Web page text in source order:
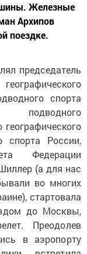
Железные
Архипов
поездке.
председатель
спорта
подводного
географического
спорта России,
Федерации
(а для нас
во многих
стартовала
до Москвы,
Преодолев
в аэропорту